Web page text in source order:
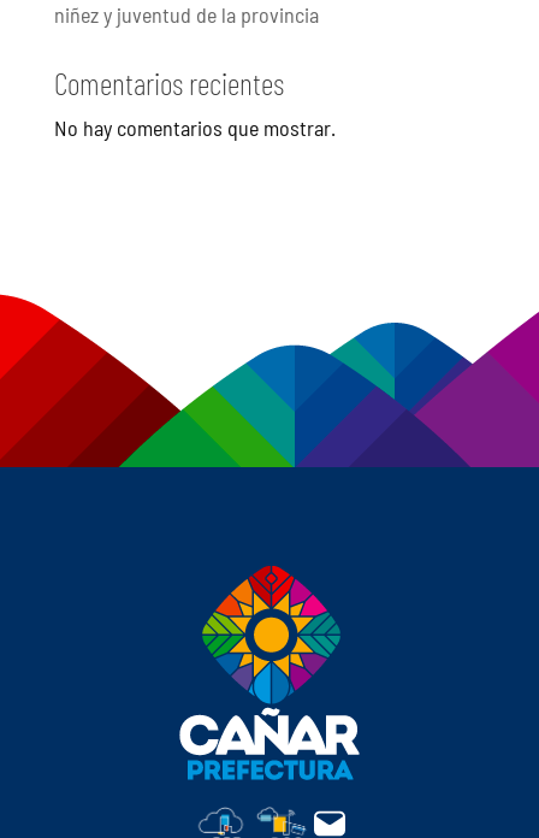
niñez y juventud de la provincia
Comentarios recientes
No hay comentarios que mostrar.